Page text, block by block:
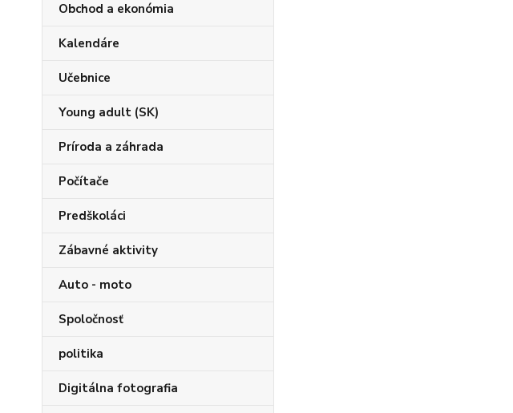
Obchod a ekonómia
Kalendáre
Učebnice
Young adult (SK)
Príroda a záhrada
Počítače
Predškoláci
Zábavné aktivity
Auto - moto
Spoločnosť
politika
Digitálna fotografia